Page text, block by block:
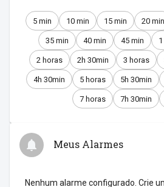
5 min 10 min 15 min 20 min
35 min 40 min 45 min
2 horas 2h 30min 3 horas
4h 30min 5 horas 5h 30min
7 horas 7h 30min
Meus Alarmes
Nenhum alarme configurado. Crie